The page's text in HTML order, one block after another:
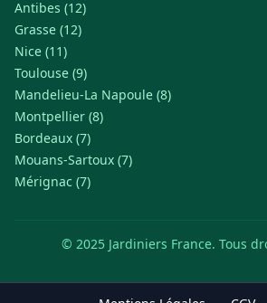
Antibes (12)
Grasse (12)
Nice (11)
Toulouse (9)
Mandelieu-La Napoule (8)
Montpellier (8)
Bordeaux (7)
Mouans-Sartoux (7)
Mérignac (7)
© 2025 Jardiniers France. Tous